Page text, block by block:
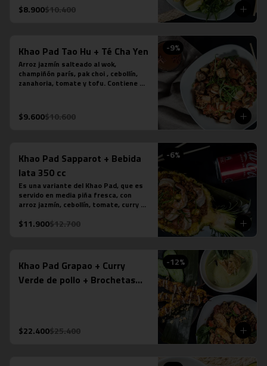
$8.900$10.400
-9%
Khao Pad Tao Hu + Té Cha Yen
Arroz jazmín salteado al wok,
champiñón parís, pak choi , cebollín,
zanahoria, tomate y tofu. Contiene
tailandés.
$9.600$10.600
-6%
Khao Pad Sapparot + Bebida
lata 350 cc
Es una variante del Khao Pad, que es
servido en media piña fresca, con
arroz jazmín, cebollín, tomate, curry
levemente picante. Más bebida en lata
$11.900$12.700
-12%
Khao Pad Grapao + Curry
Verde de pollo + Brochetas
$22.400$25.400